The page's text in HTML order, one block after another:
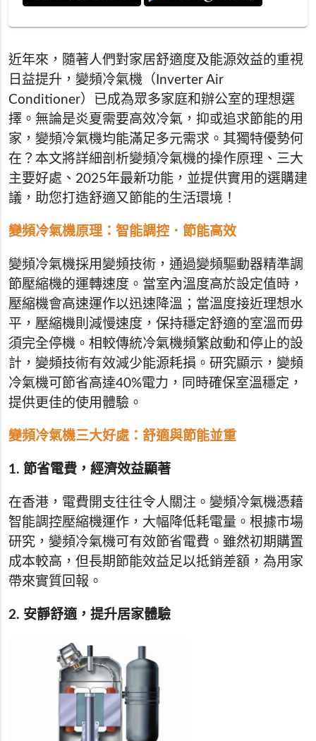
近年來，隨著人們對家居舒適度及能源效益的重視
日益提升，變頻冷氣機（Inverter Air
Conditioner）已成為眾多家庭和辦公室的理想選
擇。無論是炎夏需要高效冷氣，抑或追求節能的用
家，變頻冷氣機均能滿足多元需求。其獨特優勢何
在？本文將詳細剖析變頻冷氣機的操作原理、三大
主要好處、2025年最新功能，並提供實用的選購建
議，助您打造舒適又節能的生活環境！
變頻冷氣機原理：智能調控．節能高效
變頻冷氣機採用變頻技術，通過變頻驅動器精準調
節壓縮機的運轉速度。當室內溫度高於設定值時，
壓縮機會高速運作以迅速降溫；當溫度接近理想水
平，壓縮機則減慢速度，保持穩定舒適的室溫而毋
須完全停機。相較傳統冷氣機頻繁啟動和停止的設
計，變頻技術有效減少能源耗損。研究顯示，變頻
冷氣機可節省高達40%電力，同時確保室溫穩定，
提供更佳的使用體驗。
變頻冷氣機三大好處：舒適與節能並重
1. 節省電費，經濟效益顯著
在香港，電費開支往往令人關注。變頻冷氣機憑藉
智能調控壓縮機運作，大幅降低耗電量。根據市場
研究，變頻冷氣機可有效節省電費。雖然初期購置
成本較高，但長期節能效益足以抵銷差額，為用家
帶來實質回報。
2. 安靜舒適，提升居家體驗